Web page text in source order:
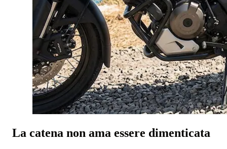
La catena non ama essere dimenticata